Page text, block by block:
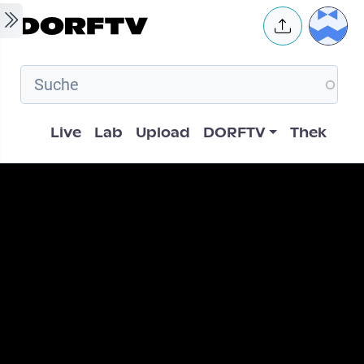
Skip to main content User
Hauptnavigation
Live Lab Upload DORFTV Thek